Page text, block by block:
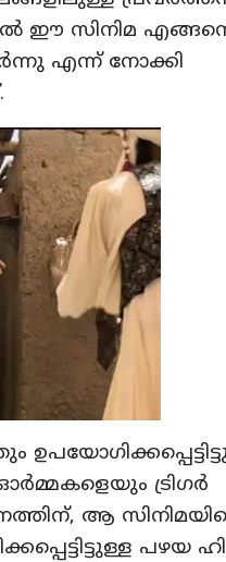
ഈ സിനിമ
എന്ന് നോക്കി
ട്രിഗർ
ആ
പഴയ